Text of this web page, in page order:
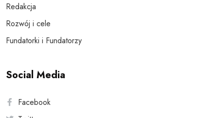
Redakcja
Rozwój i cele
Fundatorki i Fundatorzy
Social Media
Facebook